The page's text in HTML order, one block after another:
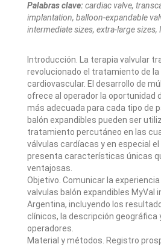
Palabras clave:cardiac valve,
implantation, balloon-expandable
intermediate sizes, extra-large sizes,
Introducción. La terapia valvular
revolucionado el tratamiento de
cardiovascular. El desarrollo de
ofrece al operador la oportunidad
más adecuada para cada tipo de
balón expandibles pueden ser
tratamiento percutáneo en las
válvulas cardíacas y en especial el
presenta características únicas
ventajosas.
Objetivo. Comunicar la
valvulas balón expandibles MyVal
Argentina, incluyendo los
clínicos, la descripción geográfica
operadores.
Material y métodos. Registro